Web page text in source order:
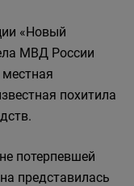
«Новый
МВД России
похитила
потерпевшей
представилась